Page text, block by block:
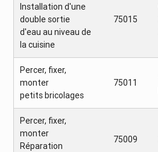
Installation d'une
double sortie
d'eau au niveau de
la cuisine
75015
Percer, fixer,
monter
petits bricolages
75011
Percer, fixer,
monter
Réparation
75009